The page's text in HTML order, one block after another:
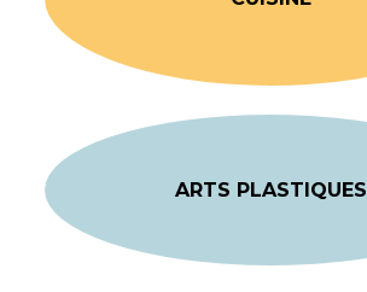
ARTS PLASTIQUES